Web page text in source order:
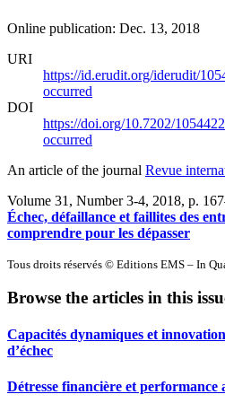
Online publication: Dec. 13, 2018
URI
https://id.erudit.org/iderudit/
occurred
DOI
https://doi.org/10.7202/
occurred
An article of the journal Revue
Volume 31, Number 3-4, 2018, p.
Échec, défaillance et faillites des
comprendre pour les dépasser
Tous droits réservés © Editions EMS – In
Browse the articles in this
Capacités dynamiques et
d’échec
Détresse financière et performance